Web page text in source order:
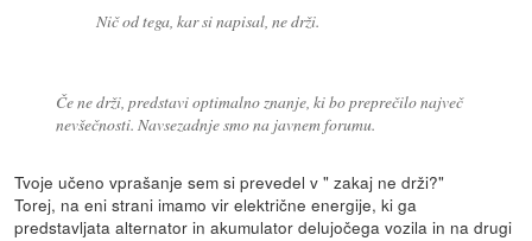
Nič od tega, kar si napisal, ne drži.
Če ne drži, predstavi optimalno znanje, ki bo preprečilo največ
nevšečnosti. Navsezadnje smo na javnem forumu.
Tvoje učeno vprašanje sem si prevedel v " zakaj ne drži?"
Torej, na eni strani imamo vir električne energije, ki ga
predstavljata alternator in akumulator delujočega vozila in na drugi